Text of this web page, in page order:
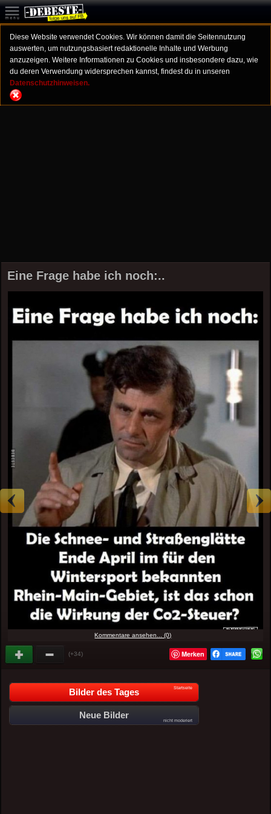
Diese Website verwendet Cookies. Wir können damit die Seitennutzung
auswerten, um nutzungsbasiert redaktionelle Inhalte und Werbung
anzuzeigen. Weitere Informationen zu Cookies und insbesondere dazu, wie
du deren Verwendung widersprechen kannst, findest du in unseren
Datenschutzhinweisen.
Eine Frage habe ich noch:..
Kommentare ansehen... (0)
(+34) Merken
Bilder des Tages Startseite
Neue Bilder
nicht moderiert